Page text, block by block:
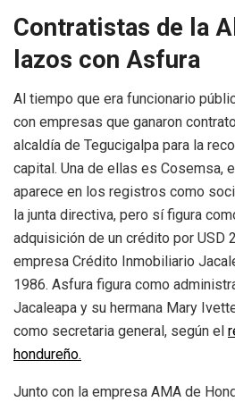
Contratistas de la
lazos con Asfura
Al tiempo que era funcionario
con empresas que ganaron
alcaldía de Tegucigalpa para la
capital. Una de ellas es Cosemsa,
aparece en los registros como
la junta directiva, pero sí figura
adquisición de un crédito por USD
empresa Crédito Inmobiliario
1986. Asfura figura como
Jacaleapa y su hermana Mary
como secretaria general, según el
hondureño.
Junto con la empresa AMA de